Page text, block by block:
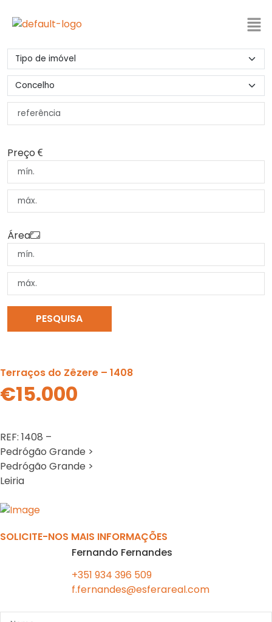
Preço
Área
PESQUISA
Terraços do Zêzere – 1408
€15.000
REF: 1408 –
Pedrógão Grande >
Pedrógão Grande >
Leiria
Previous
SOLICITE-NOS MAIS INFORMAÇÕES
Fernando Fernandes
+351 934 396 509
f.fernandes@esferareal.com